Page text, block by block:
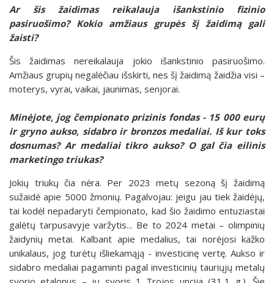
Ar šis žaidimas reikalauja išankstinio fizinio
pasiruošimo? Kokio amžiaus grupės šį žaidimą gali
žaisti?
Šis žaidimas nereikalauja jokio išankstinio pasiruošimo.
Amžiaus grupių negalėčiau išskirti, nes šį žaidimą žaidžia visi –
moterys, vyrai, vaikai, jaunimas, senjorai.
Minėjote, jog čempionato prizinis fondas - 15 000 eurų
ir gryno aukso, sidabro ir bronzos medaliai. Iš kur toks
dosnumas? Ar medaliai tikro aukso? O gal čia eilinis
marketingo triukas?
Jokių triukų čia nėra. Per 2023 metų sezoną šį žaidimą
sužaidė apie 5000 žmonių. Pagalvojau: jeigu jau tiek žaidėjų,
tai kodėl nepadaryti čempionato, kad šio žaidimo entuziastai
galėtų tarpusavyje varžytis... Be to 2024 metai – olimpinių
žaidynių metai. Kalbant apie medalius, tai norėjosi kažko
unikalaus, jog turėtų išliekamąją - investicinę vertę. Aukso ir
sidabro medaliai pagaminti pagal investicinių tauriųjų metalų